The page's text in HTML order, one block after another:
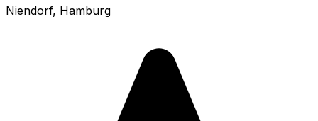
Niendorf, Hamburg